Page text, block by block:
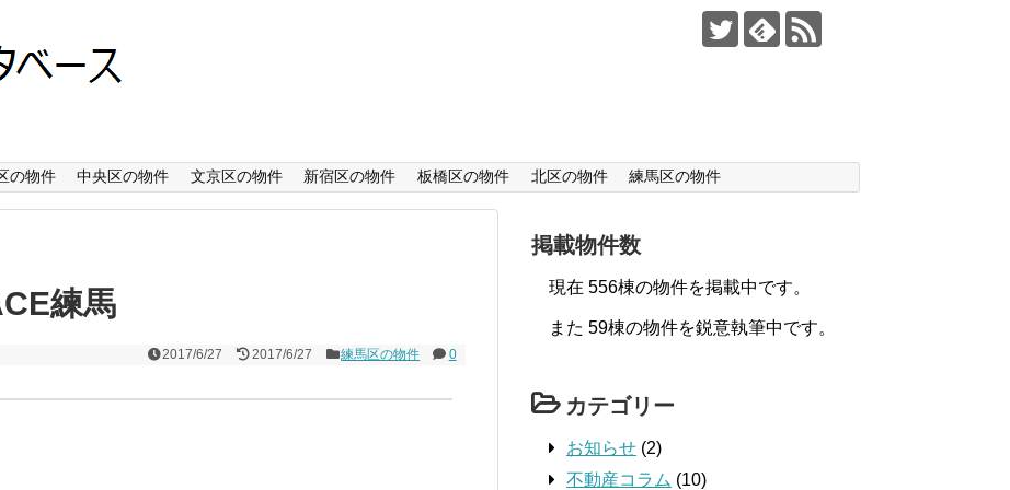
の物件 中央区の物件 文京区の物件 新宿区の物件 板橋区の物件 北区の物件 練馬区の物件
練馬
2017/6/27 2017/6/27 練馬区の物件 0
掲載物件数
現在 556棟の物件を掲載中です。
また 59棟の物件を鋭意執筆中です。
カテゴリー
お知らせ (2)
不動産コラム (10)